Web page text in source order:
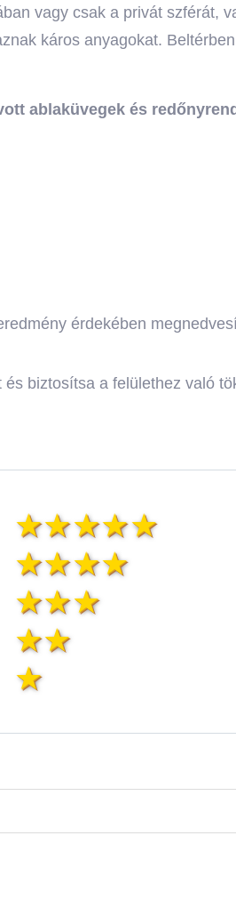
vagy csak a privát szférát,
káros anyagokat.
ablaküvegek és
érdekében
biztosítsa a felülethez való